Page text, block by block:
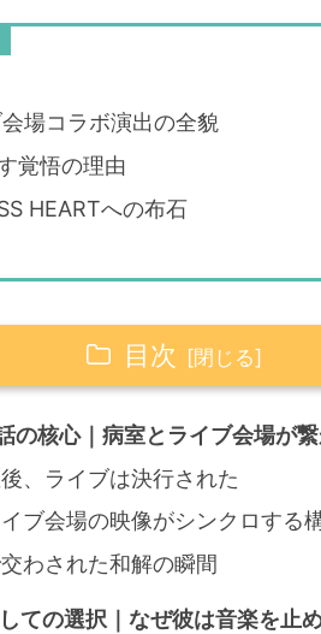
場コラボ演出の全貌
覚悟の理由
HEARTへの布石
目次
の核心｜病室とライブ会場が
、ライブは決行された
ブ会場の映像がシンクロする
わされた和解の瞬間
ての選択｜なぜ彼は音楽を止